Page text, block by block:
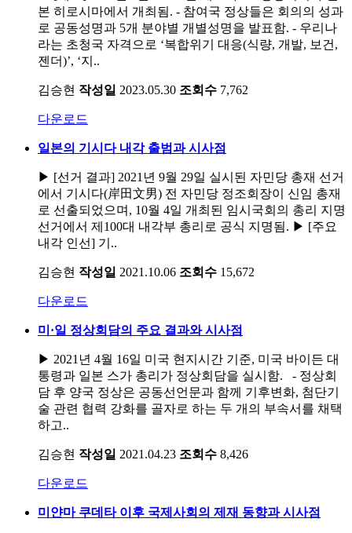
본 히로시마에서 개최됨. - 참여국 정상들은 회의의 성과
로 공동성명과 5개 분야별 개별성명을 발표함. - 우리나
라는 초청국 자격으로 ‘복합위기 대응(식량, 개발, 보건,
젠더)’, ‘지..
김승현 작성일 2023.05.30 조회수 7,762
다운로드
일본의 기시다 내각 출범과 시사점
▶ [선거 결과] 2021년 9월 29일 실시된 자민당 총재 선거
에서 기시다(岸田文男) 전 자민당 정조회장이 신임 총재
로 선출되었으며, 10월 4일 개최된 임시국회의 총리 지명
선거에서 제100대 내각부 총리로 공식 지명됨. ▶ [주요
내각 인선] 기..
김승현 작성일 2021.10.06 조회수 15,672
다운로드
미·일 정상회담의 주요 결과와 시사점
▶ 2021년 4월 16일 미국 현지시간 기준, 미국 바이든 대
통령과 일본 스가 총리가 정상회담을 실시함. - 정상회
담 후 양국 정상은 공동선언문과 함께 기후변화, 첨단기
술 관련 협력 강화를 골자로 하는 두 개의 부속서를 채택
하고..
김승현 작성일 2021.04.23 조회수 8,426
다운로드
미얀마 쿠데타 이후 국제사회의 제재 동향과 시사점